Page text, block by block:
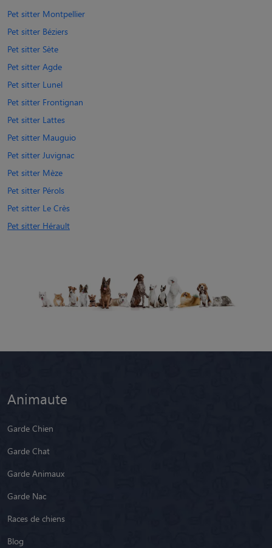
Pet sitter Montpellier
Pet sitter Béziers
Pet sitter Sète
Pet sitter Agde
Pet sitter Lunel
Pet sitter Frontignan
Pet sitter Lattes
Pet sitter Mauguio
Pet sitter Juvignac
Pet sitter Mèze
Pet sitter Pérols
Pet sitter Le Crès
Pet sitter Hérault
Animaute
Garde Chien
Garde Chat
Garde Animaux
Garde Nac
Races de chiens
Blog